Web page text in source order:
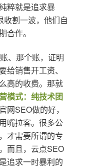
粹就是追求暴
收割一波，他们自
合作。
、那个账，证明
给销售开工资、
高的收费。那就
模式：纯技术团
网SEO做的好，
嘴拉客。很多公
才需要所谓的专
而且，云点SEO
追求一时暴利的